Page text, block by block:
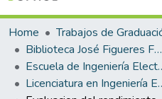
Home
Trabajos de
Biblioteca José Figueres Ferrer
Escuela de
Licenciatura